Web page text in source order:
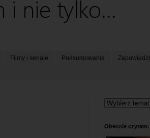
Filmy i seriale Podsumowania Zapowiedzi
Obecnie czytam: